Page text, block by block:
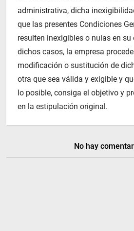
administrativa, dicha
que las presentes Condiciones
resulten inexigibles o nulas en su
dichos casos, la empresa
modificación o sustitución de
otra que sea válida y exigible y
lo posible, consiga el objetivo y
en la estipulación original.
No hay